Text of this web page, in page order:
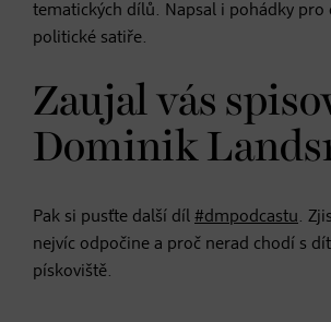
tematických dílů. Napsal i pohádky pro
politické satiře.
Zaujal vás
Dominik
Pak si pusťte další díl #dmpodcastu.
nejvíc odpočine a proč nerad chodí s
pískoviště.